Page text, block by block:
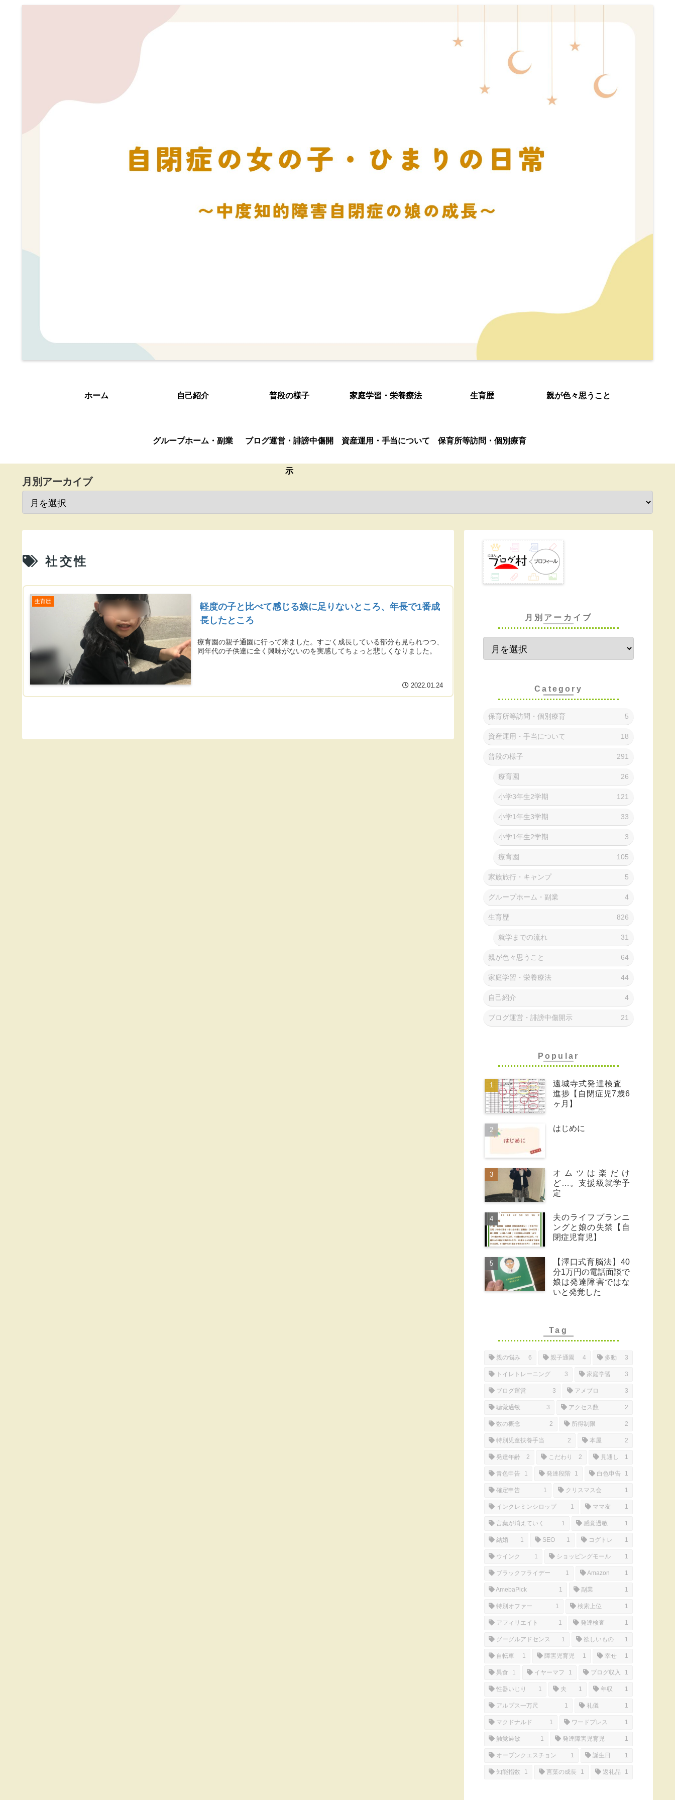
ホーム 自己紹介 普段の様子 家庭学習・栄養療法 生育歴 親が色々思うこと
グループホーム・副業 ブログ運営・誹謗中傷開
示
資産運用・手当について 保育所等訪問・個別療育
月別アーカイブ
社交性
生育歴
軽度の子と比べて感じる娘に足りないところ、年長で1番成
長したところ
療育園の親子通園に行って来ました。すごく成長している部分も見られつつ、
同年代の子供達に全く興味がないのを実感してちょっと悲しくなりました。
2022.01.24
月別アーカイブ
Category
保育所等訪問・個別療育 5
資産運用・手当について 18
普段の様子 291
療育園 26
小学3年生2学期 121
小学1年生3学期 33
小学1年生2学期 3
療育園 105
家族旅行・キャンプ 5
グループホーム・副業 4
生育歴 826
就学までの流れ 31
親が色々思うこと 64
家庭学習・栄養療法 44
自己紹介 4
ブログ運営・誹謗中傷開示 21
Popular
遠城寺式発達検査
進捗【自閉症児7歳6
ヶ月】
はじめに
オムツは楽だけ
ど…。支援級就学予
定
夫のライフプランニ
ングと娘の失禁【自
閉症児育児】
【澤口式育脳法】40
分1万円の電話面談で
娘は発達障害ではな
いと発覚した
Tag
親の悩み 6 親子通園 4 多動 3
トイレトレーニング 3 家庭学習 3
ブログ運営 3 アメブロ 3
聴覚過敏 3 アクセス数 2
数の概念 2 所得制限 2
特別児童扶養手当 2 本屋 2
発達年齢 2 こだわり 2 見通し 1
青色申告 1 発達段階 1 白色申告 1
確定申告 1 クリスマス会 1
インクレミンシロップ 1 ママ友 1
言葉が消えていく 1 感覚過敏 1
結婚 1 SEO 1 コグトレ 1
ウインク 1 ショッピングモール 1
ブラックフライデー 1 Amazon 1
AmebaPick 1 副業 1
特別オファー 1 検索上位 1
アフィリエイト 1 発達検査 1
グーグルアドセンス 1 欲しいもの 1
自転車 1 障害児育児 1 幸せ 1
異食 1 イヤーマフ 1 ブログ収入 1
性器いじり 1 夫 1 年収 1
アルプス一万尺 1 礼儀 1
マクドナルド 1 ワードプレス 1
触覚過敏 1 発達障害児育児 1
オープンクエスチョン 1 誕生日 1
知能指数 1 言葉の成長 1 返礼品 1